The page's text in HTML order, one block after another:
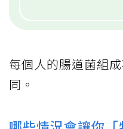
每個人的腸道菌組
同。